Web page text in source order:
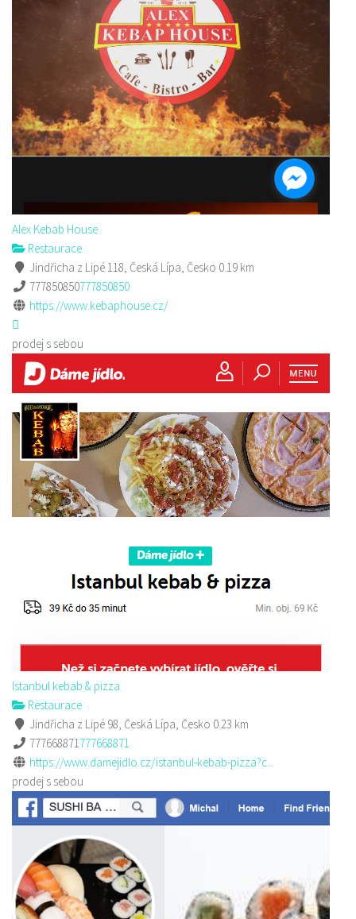
Alex Kebab House
Restaurace
Jindřicha z Lipé 118, Česká Lípa, Česko 0.19 km
777850850777850850
https://www.kebaphouse.cz/
prodej s sebou
Istanbul kebab & pizza
Restaurace
Jindřicha z Lipé 98, Česká Lípa, Česko 0.23 km
777668871777668871
https://www.damejidlo.cz/istanbul-kebab-pizza?c...
prodej s sebou